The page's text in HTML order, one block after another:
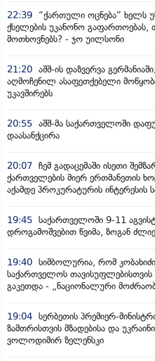
22:39
“ქართული ოცნება” ხელს
ქსელების უკანონო გაფართოებას,
მოთხოვნებს? - ჯო უილსონი
21:20 აშშ-ის დაზვერვა
აღმოჩენილ ასაფეთქებელი
უკავშირებს
20:55 აშშ-მა საქართველოში
დაასანქცირა
20:07 ჩემ გადაცემაში ისეთი
ქართველების მიერ ერთმანეთის
აქამდე პროკურატურის ინტერესის
19:45 საქართველოში 9-11
დროგამოშვებით წვიმა, ზოგან
19:40 სიმბოლურია, რომ
საქართველოს
გაკეთდა - „ნაციონალური
19:04 სერბეთის პრემიერ-
ზამთრისთვის მზადებისა და
ვოლოდიმირ ზელენსკი